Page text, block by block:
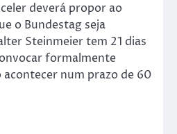
deverá propor ao
o Bundestag seja
Steinmeier tem 21 dias
formalmente
acontecer num prazo de 60